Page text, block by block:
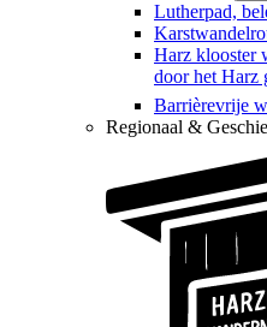
Lutherpad,
Harz klooster
door het Harz
Barrièrevrije
Regionaal &